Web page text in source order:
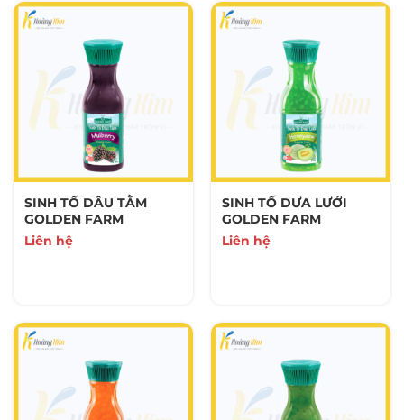
SINH TỐ DÂU TẰM
GOLDEN FARM
Liên hệ
SINH TỐ DƯA LƯỚI
GOLDEN FARM
Liên hệ